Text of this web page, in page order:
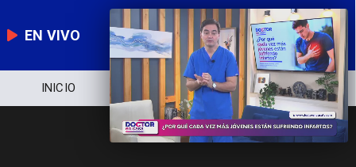
EN VIVO
INICIO NOTICIERO POLÍTICA